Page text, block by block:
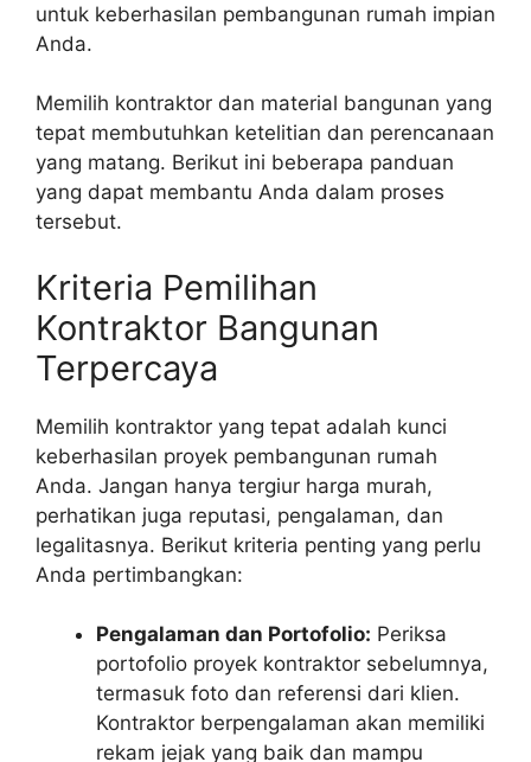
untuk keberhasilan pembangunan rumah impian
Anda.
Memilih kontraktor dan material bangunan yang
tepat membutuhkan ketelitian dan perencanaan
yang matang. Berikut ini beberapa panduan
yang dapat membantu Anda dalam proses
tersebut.
Kriteria Pemilihan
Kontraktor Bangunan
Terpercaya
Memilih kontraktor yang tepat adalah kunci
keberhasilan proyek pembangunan rumah
Anda. Jangan hanya tergiur harga murah,
perhatikan juga reputasi, pengalaman, dan
legalitasnya. Berikut kriteria penting yang perlu
Anda pertimbangkan:
Pengalaman dan Portofolio: Periksa
portofolio proyek kontraktor sebelumnya,
termasuk foto dan referensi dari klien.
Kontraktor berpengalaman akan memiliki
rekam jejak yang baik dan mampu